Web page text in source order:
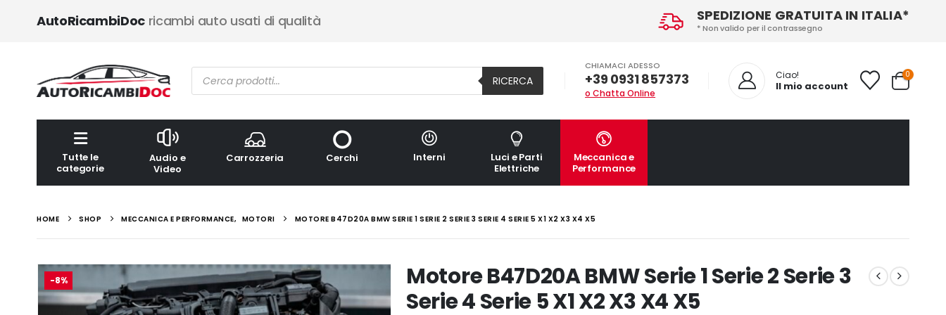
SPEDIZIONE GRATUITA IN ITALIA*
* Non valido per il contrassegno
AutoRicambiDocricambi auto usati di qualità
Ricerca
prodotti RICERCA
CHIAMACI ADESSO
+39 0931 857373
o Chatta Online
Ciao!
Il mio account
0
Tutte le
categorie
Audio e
Video
Carrozzeria Cerchi Interni
Luci e Parti
Elettriche
Meccanica e
Performance
HOME SHOP MECCANICA E PERFORMANCE, MOTORI MOTORE B47D20A BMW SERIE 1 SERIE 2 SERIE 3 SERIE 4 SERIE 5 X1 X2 X3 X4 X5
-8%
Motore B47D20A BMW Serie 1 Serie 2 Serie 3
Serie 4 Serie 5 X1 X2 X3 X4 X5